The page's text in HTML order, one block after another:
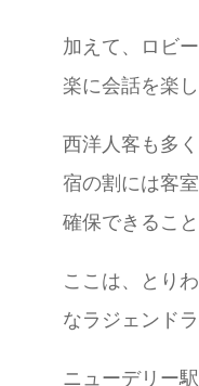
加えて、ロビ
楽に会話を楽
西洋人客も多
宿の割には客
確保できること
ここは、とり
なラジェンド
ニューデリー